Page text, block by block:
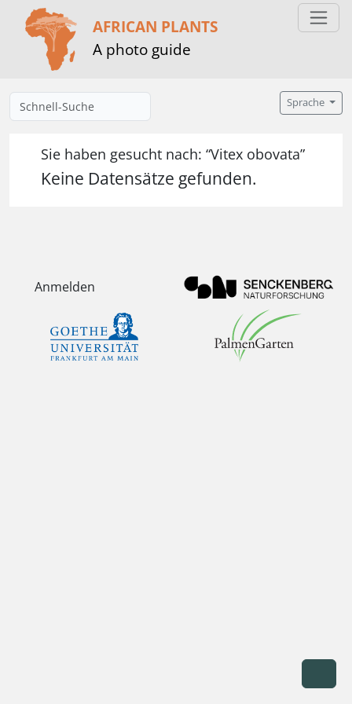
AFRICAN PLANTS
A photo guide
Sprache
Sie haben gesucht nach: “Vitex obovata”
Keine Datensätze gefunden.
Anmelden